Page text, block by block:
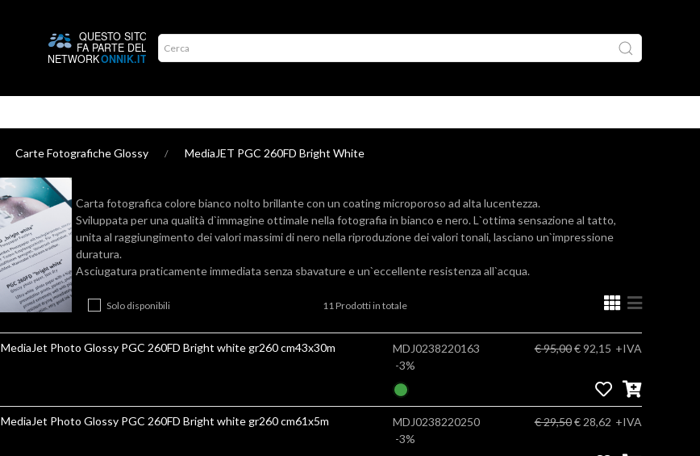
Carte Fotografiche Glossy MediaJET PGC 260FD Bright White
Carta fotografica colore bianco nolto brillante con un coating microporoso ad alta lucentezza.
Sviluppata per una qualità d`immagine ottimale nella fotografia in bianco e nero. L`ottima sensazione al tatto,
unita al raggiungimento dei valori massimi di nero nella riproduzione dei valori tonali, lasciano un`impressione
duratura.
Asciugatura praticamente immediata senza sbavature e un`eccellente resistenza all`acqua.
Solo disponibili 11 Prodotti in totale
MediaJet Photo Glossy PGC 260FD Bright white gr260 cm43x30m
MDJ0238220163
-3%
€ 95,00€ 92,15 +IVA
MediaJet Photo Glossy PGC 260FD Bright white gr260 cm61x5m
MDJ0238220250
-3%
€ 29,50€ 28,62 +IVA